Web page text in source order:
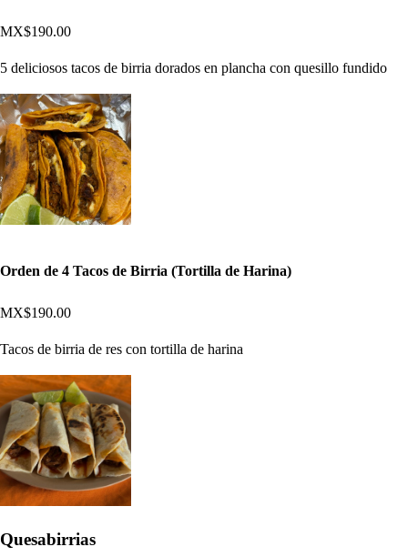
MX$190.00
5 deliciosos tacos de birria dorados en plancha con quesillo fundido
Orden de 4 Tacos de Birria (Tortilla de Harina)
MX$190.00
Tacos de birria de res con tortilla de harina
Quesabirrias